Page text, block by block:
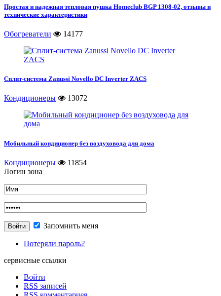
Простая и надежная тепловая пушка Homeclub BGP 1308-02, отзывы и
технические характеристики
Обогреватели 14177
Сплит-система Zanussi Novello DC Inverter ZACS
Кондиционеры 13072
Мобильный кондиционер без воздуховода для дома
Кондиционеры
11854
Логин зона
Запомнить меня
Потеряли пароль?
сервисные ссылки
Войти
RSS записей